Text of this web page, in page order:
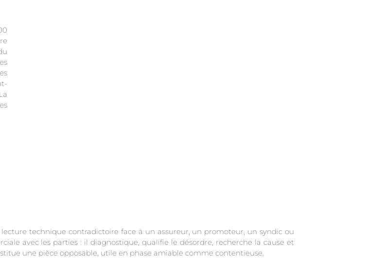
technique contradictoire face à un assureur, un promoteur, un syndic ou
avec les parties : il diagnostique, qualifie le désordre, recherche la cause et
une pièce opposable, utile en phase amiable comme contentieuse.